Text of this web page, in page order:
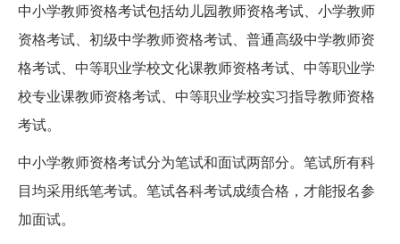
中小学教师资格考试包括幼儿园教师资格考试、小学教师
资格考试、初级中学教师资格考试、普通高级中学教师资
格考试、中等职业学校文化课教师资格考试、中等职业学
校专业课教师资格考试、中等职业学校实习指导教师资格
考试。
中小学教师资格考试分为笔试和面试两部分。笔试所有科
目均采用纸笔考试。笔试各科考试成绩合格，才能报名参
加面试。